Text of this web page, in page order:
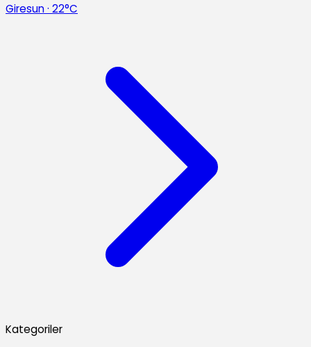
Giresun· 22°C
Kategoriler